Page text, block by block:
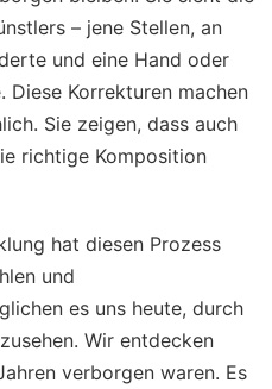
– jene Stellen, an
und eine Hand oder
Diese Korrekturen machen
Sie zeigen, dass auch
richtige Komposition
hat diesen Prozess
und
es uns heute, durch
Wir entdecken
verborgen waren. Es